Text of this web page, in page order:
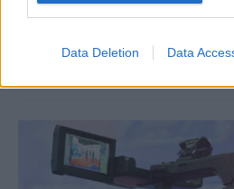
Data Deletion Data
Giallo a Pescara: ritrovato